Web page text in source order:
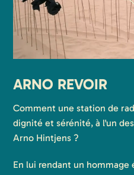
ARNO REVOIR
Comment une station de
dignité et sérénité, à l'un
Arno Hintjens ?
En lui rendant un